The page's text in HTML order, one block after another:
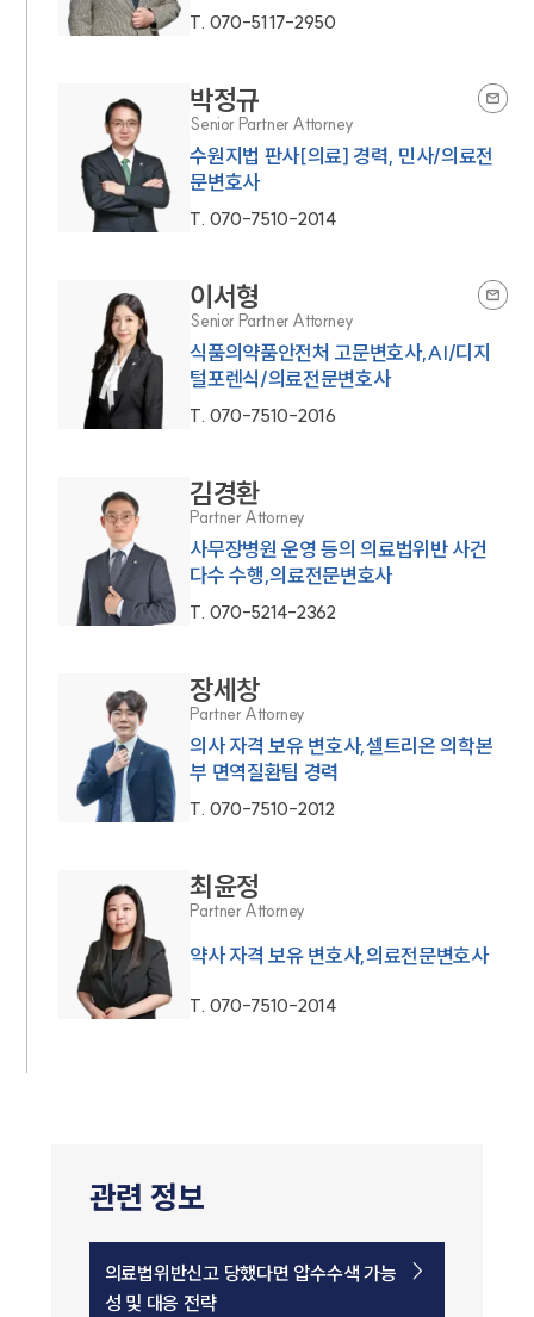
T. 070-5117-2950
박정규
Senior Partner Attorney
수원지법 판사[의료] 경력, 민사/의료전
문변호사
T. 070-7510-2014
이서형
Senior Partner Attorney
식품의약품안전처 고문변호사,AI/디지
털포렌식/의료전문변호사
T. 070-7510-2016
김경환
Partner Attorney
사무장병원 운영 등의 의료법위반 사건
다수 수행,의료전문변호사
T. 070-5214-2362
장세창
Partner Attorney
의사 자격 보유 변호사,셀트리온 의학본
부 면역질환팀 경력
T. 070-7510-2012
최윤정
Partner Attorney
약사 자격 보유 변호사,의료전문변호사
T. 070-7510-2014
관련 정보
의료법위반신고 당했다면 압수수색 가능
성 및 대응 전략